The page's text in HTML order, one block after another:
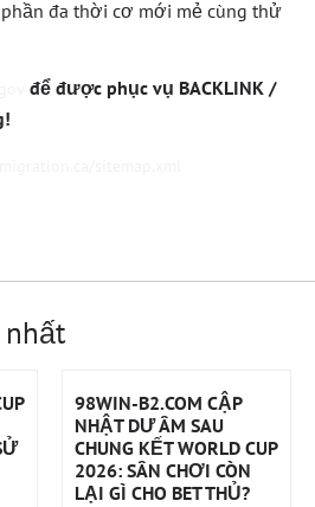
đa thời cơ mới mẻ cùng thử
để được phục vụ BACKLINK /
98WIN-B2.COM CẬP
NHẬT DƯ ÂM SAU
CHUNG KẾT WORLD CUP
2026: SÂN CHƠI CÒN
LẠI GÌ CHO BET THỦ?